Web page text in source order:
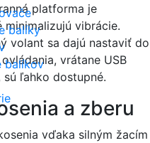
balíky
balíkov
platforma je
vibrácie.
volant sa dajú nastaviť do
vrátane USB
ľahko dostupné.
a zberu
vďaka silným žacím